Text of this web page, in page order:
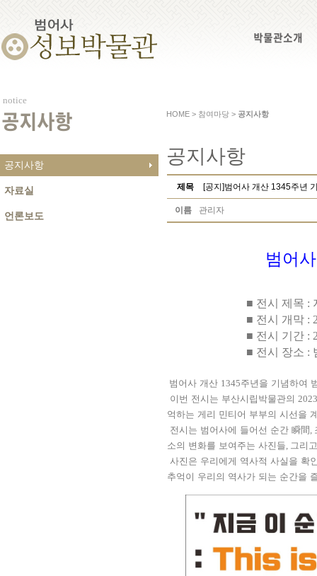
박물관소개
notice
공지사항
공지사항
자료실
언론보도
HOME > 참여마당 > 공지사항
공지사항
제목 [공지]범어사 개산 1345주년
이름 관리자
범어
■ 전시 제목 :
■ 전시 개막 :
■ 전시 기간 :
■ 전시 장소 :
범어사 개산 1345주년을 기념하여
이번 전시는 부산시립박물관의 2023
억하는 게리 민티어 부부의 시선을
전시는 범어사에 들어선 순간 瞬間 ,
소의 변화를 보여주는 사진들, 그리
사진은 우리에게 역사적 사실을 확
추억이 우리의 역사가 되는 순간을